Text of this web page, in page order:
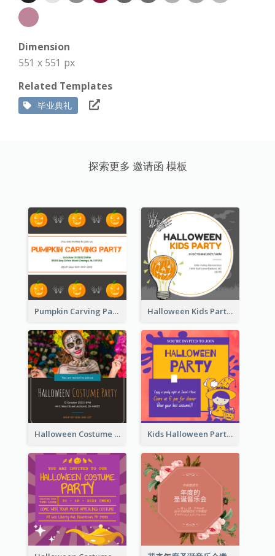
Dimension
551 x 551 px
Related Templates
毕业典礼
探索更多 邀请函 模板
Pumpkin Carving Party Invitation Halloween Kids Party Invitation
Halloween Costume Party Invitation Kids Halloween Party Invitation